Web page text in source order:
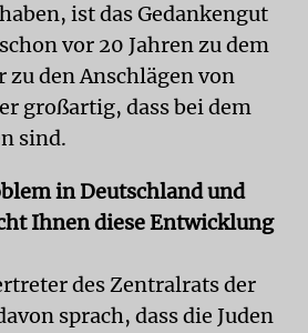
ist das Gedankengut
vor 20 Jahren zu dem
zu den Anschlägen von
großartig, dass bei dem
sind.
in Deutschland und
Ihnen diese Entwicklung
des Zentralrats der
sprach, dass die Juden